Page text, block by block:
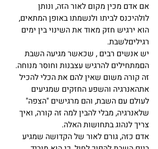
אם אדם מכין מקום לאור הזה, ונותן
לולהיכנס לביתו ולנשמתו באופן המתאים,
הוא ירגיש חזק מאוד את השינוי בין ימים
רגיליםלשבת.
יש אנשים רבים , שכאשר מגיעה השבת
הםמתחילים להרגיש עצבנות וחוסר מנוחה.
זה קורה משום שאין להם את הכלי להכיל
אתהאנרגיה והשפע החזקים שמגיעים
לעולם עם השבת, והם מרגישים "הצפה"
שלאנרגיה, מבלי להבין למה זה קורה, ואיך
צריך לנהוג בתחושות האלה.
אדם כזה, גורם לאור של הקדושה שמגיע